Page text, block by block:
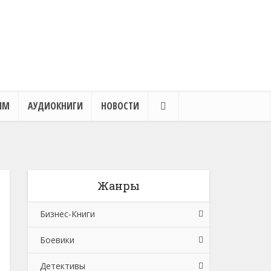
АУДИОКНИГИ НОВОСТИ
Жанры
Бизнес-Книги
Банковское дело
Бухучет, налогообложение, аудит
Боевики
Боевики: Прочее
Детективы